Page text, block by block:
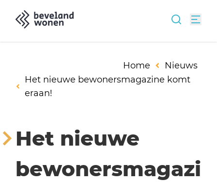
Home
Nieuws
Het nieuwe bewonersmagazine komt
eraan!
Het nieuwe
bewonersmagazi